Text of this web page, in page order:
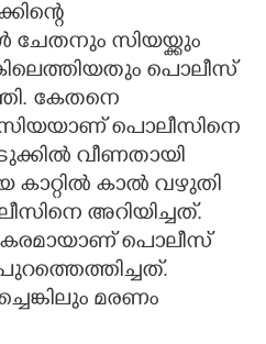
ചേതനും സിയയ്ക്കും
പൊലീസ്
കേതനെ
സിയയാണ് പൊലീസിനെ
വീണതായി
കാറ്റിൽ കാൽ വഴുതി
അറിയിച്ചത്.
പൊലീസ്
മരണം